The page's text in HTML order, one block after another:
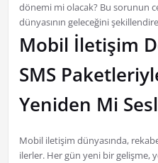
dönemi mi olacak? Bu sorunun
dünyasının geleceğini
Mobil İletişim
SMS
Yeniden Mi
Mobil iletişim dünyasında,
ilerler. Her gün yeni bir gelişme,